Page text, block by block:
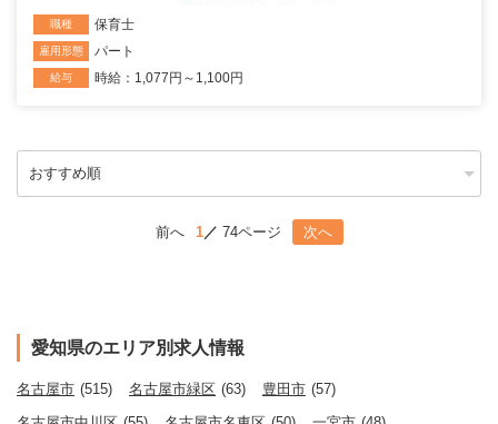
職種 保育士
雇用形態 パート
給与 時給：1,077円～1,100円
前へ 1 74ページ 次へ
愛知県のエリア別求人情報
名古屋市 (515) 名古屋市緑区 (63) 豊田市 (57)